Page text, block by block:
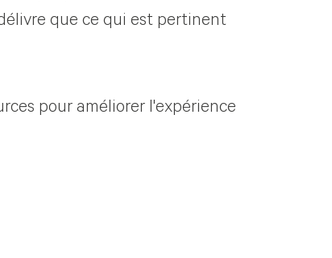
que ce qui est pertinent
pour améliorer l'expérience